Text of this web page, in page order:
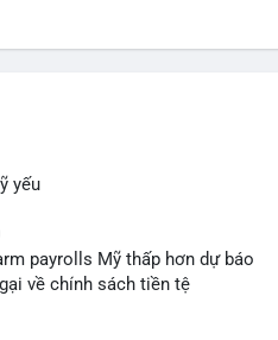
yếu
payrolls Mỹ thấp hơn dự báo
về chính sách tiền tệ